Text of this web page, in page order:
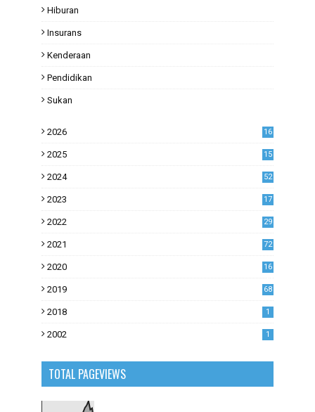
Hiburan
Insurans
Kenderaan
Pendidikan
Sukan
2026 16
2025 15
2024 52
2023
17
2022
29
2021
72
2020
16
2019
68
2018 1
2002 1
TOTAL PAGEVIEWS